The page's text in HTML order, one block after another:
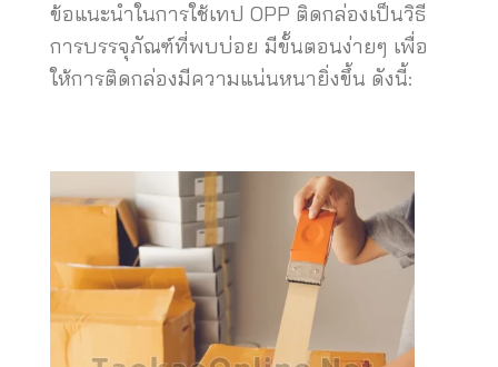
ข้อแนะนำในการใช้เทป OPP ติดกล่องเป็นวิธี
การบรรจุภัณฑ์ที่พบบ่อย มีขั้นตอนง่ายๆ เพื่อ
ให้การติดกล่องมีความแน่นหนายิ่งขึ้น ดังนี้: